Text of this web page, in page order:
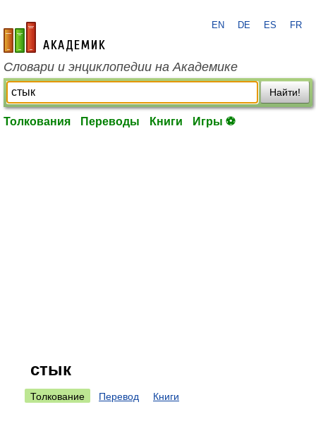
academic.ru
EN DE ES FR
Словари и энциклопедии на Академике
Найти!
Толкования Переводы Книги Игры ⚽
стык
Толкование Перевод Книги